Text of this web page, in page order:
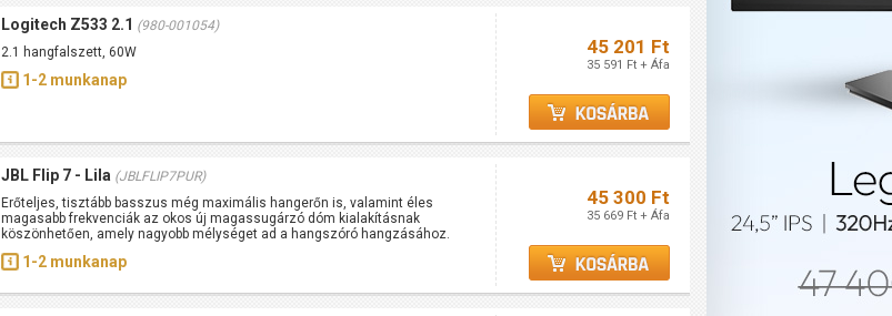
Logitech Z533 2.1 (980-001054)
2.1 hangfalszett, 60W
1-2 munkanap
45 201 Ft
35 591 Ft + Áfa
JBL Flip 7 - Lila (JBLFLIP7PUR)
Erőteljes, tisztább basszus még maximális hangerőn is, valamint éles
magasabb frekvenciák az okos új magassugárzó dóm kialakításnak
köszönhetően, amely nagyobb mélységet ad a hangszóró hangzásához.
1-2 munkanap
45 300 Ft
35 669 Ft + Áfa